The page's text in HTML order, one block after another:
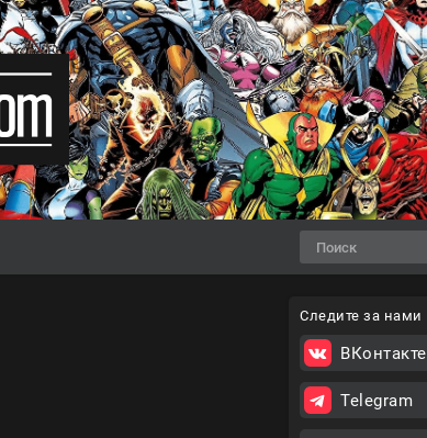
Следите за нами
ВКонтакте
Telegram